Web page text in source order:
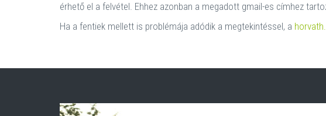
érhető el a felvétel. Ehhez azonban a megadott gmail-es címhez
Ha a fentiek mellett is problémája adódik a megtekintéssel, a